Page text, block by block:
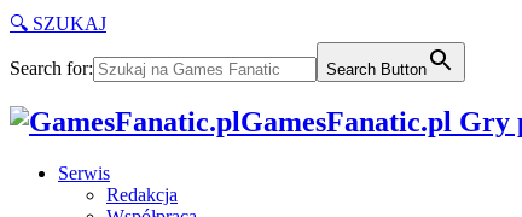
🔍 SZUKAJ
Search for: Search Button
GamesFanatic.pl Gry
Serwis
Redakcja